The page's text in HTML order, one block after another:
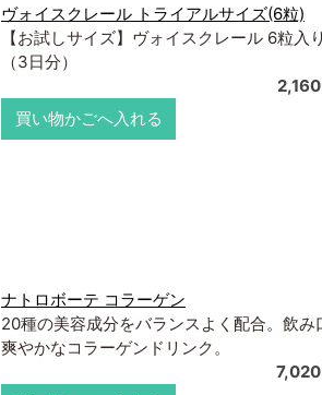
ヴォイスクレール トライアルサイズ(6粒)
【お試しサイズ】ヴォイスクレール 6粒入り
（3日分）
買い物かごへ入れる
ナトロボーテ コラーゲン
20種の美容成分をバランスよく配合。飲み
爽やかなコラーゲンドリンク。